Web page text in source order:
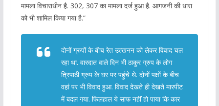
मामला विचाराधीन है. 302, 307 का मामला दर्ज हुआ है. आगजनी की धारा
को भी शामिल किया गया है.”
दोनों ग्रुपों के बीच रेत उत्खनन को लेकर विवाद चल
रहा था. वारदात वाले दिन भी ठाकुर ग्रुप के लोग
त्रिपाठी ग्रुप के घर पर पहुंचे थे. दोनों पक्षों के बीच
वहां पर भी विवाद हुआ. विवाद देखते ही देखते मारपीट
में बदल गया. फिलहाल ये साफ नहीं हो पाया कि कार